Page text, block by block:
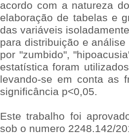
acordo com a natureza
elaboração de tabelas e
das variáveis
para distribuição e
por "zumbido",
estatística foram
levando-se em conta as
significância p<0,05.
Este trabalho foi
sob o numero 2248.142/